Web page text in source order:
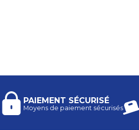
PAIEMENT SÉCURISÉ
Moyens de paiement sécurisés